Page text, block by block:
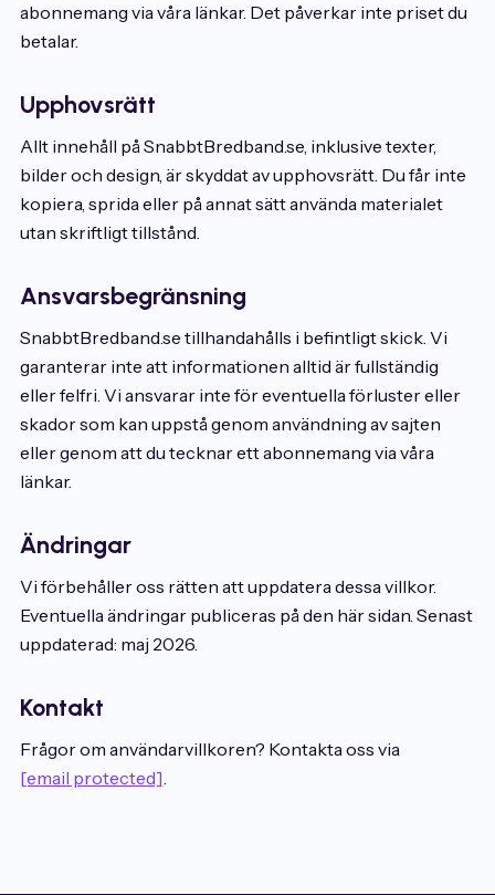
abonnemang via våra länkar. Det påverkar inte priset du
betalar.
Upphovsrätt
Allt innehåll på SnabbtBredband.se, inklusive texter,
bilder och design, är skyddat av upphovsrätt. Du får inte
kopiera, sprida eller på annat sätt använda materialet
utan skriftligt tillstånd.
Ansvarsbegränsning
SnabbtBredband.se tillhandahålls i befintligt skick. Vi
garanterar inte att informationen alltid är fullständig
eller felfri. Vi ansvarar inte för eventuella förluster eller
skador som kan uppstå genom användning av sajten
eller genom att du tecknar ett abonnemang via våra
länkar.
Ändringar
Vi förbehåller oss rätten att uppdatera dessa villkor.
Eventuella ändringar publiceras på den här sidan. Senast
uppdaterad: maj 2026.
Kontakt
Frågor om användarvillkoren? Kontakta oss via
[email protected].